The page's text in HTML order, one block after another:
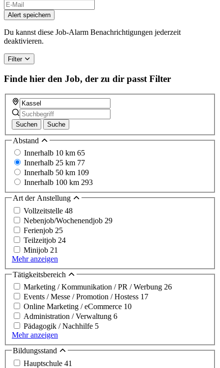
Alert speichern
Du kannst diese Job-Alarm Benachrichtigungen jederzeit
deaktivieren.
Filter
Finde hier den Job, der zu dir passt Filter
Suchen Suche
Abstand
Innerhalb 10 km 65
Innerhalb 25 km 77
Innerhalb 50 km 109
Innerhalb 100 km 293
Art der Anstellung
Vollzeitstelle 48
Nebenjob/Wochenendjob 29
Ferienjob 25
Teilzeitjob 24
Minijob 21
Mehr anzeigen
Tätigkeitsbereich
Marketing / Kommunikation / PR / Werbung 26
Events / Messe / Promotion / Hostess 17
Online Marketing / eCommerce 10
Administration / Verwaltung 6
Pädagogik / Nachhilfe 5
Mehr anzeigen
Bildungsstand
Hauptschule 41